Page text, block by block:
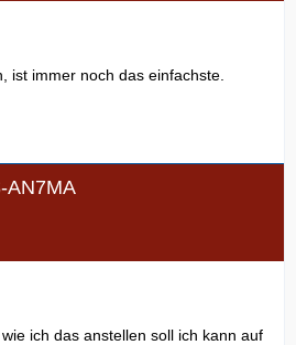
ist immer noch das einfachste.
AN7MA
ich das anstellen soll ich kann auf